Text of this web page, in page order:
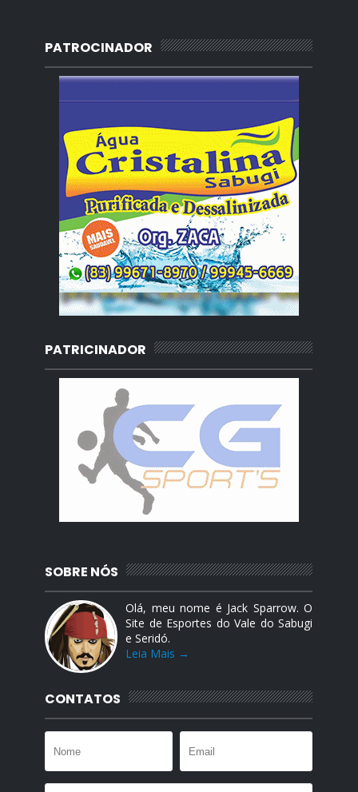
PATROCINADOR
PATRICINADOR
SOBRE NÓS
Olá, meu nome é Jack Sparrow. O
Site de Esportes do Vale do Sabugi
e Seridó.
Leia Mais →
CONTATOS